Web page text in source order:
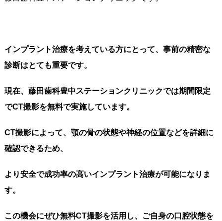
インプラント治療を考えている方にとって、事前の精密な
診断はとても重要です。
現在、藤田歯科豊中ステーションクリニックでは期間限定
でCT撮影を無料で実施しています。
CT撮影によって、顎の骨の状態や神経の位置などを詳細に
確認できるため、
より安全で成功率の高いインプラント治療が可能になりま
す。
この機会にぜひ無料CT撮影を活用し、ご自身の口腔状態を